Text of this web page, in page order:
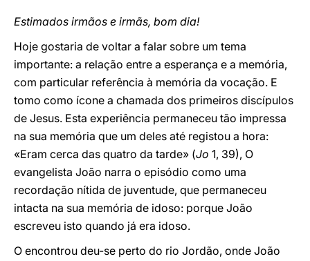
Estimados irmãos e irmãs, bom dia!
Hoje gostaria de voltar a falar sobre um tema
importante: a relação entre a esperança e a memória,
com particular referência à memória da vocação. E
tomo como ícone a chamada dos primeiros discípulos
de Jesus. Esta experiência permaneceu tão impressa
na sua memória que um deles até registou a hora:
«Eram cerca das quatro da tarde» (Jo 1, 39), O
evangelista João narra o episódio como uma
recordação nítida de juventude, que permaneceu
intacta na sua memória de idoso: porque João
escreveu isto quando já era idoso.
O encontrou deu-se perto do rio Jordão, onde João